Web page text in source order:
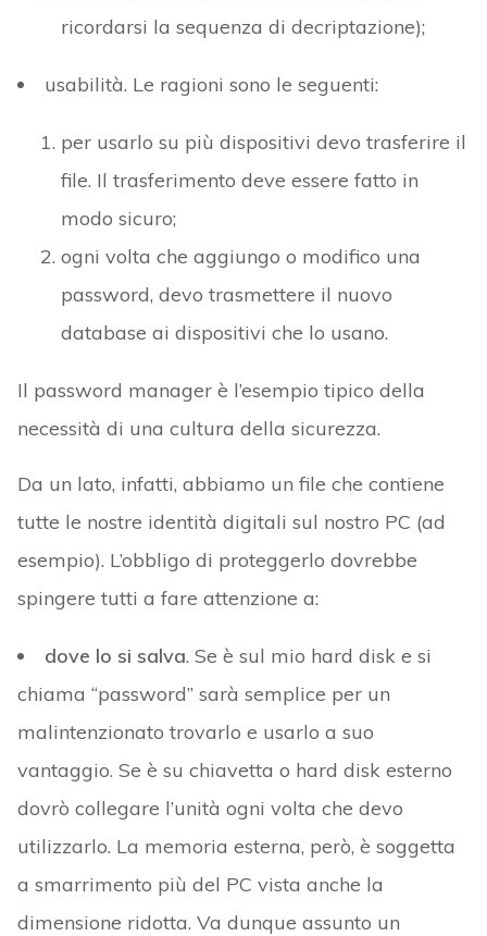
ricordarsi la sequenza di decriptazione);
usabilità. Le ragioni sono le seguenti:
per usarlo su più dispositivi devo trasferire il
file. Il trasferimento deve essere fatto in
modo sicuro;
ogni volta che aggiungo o modifico una
password, devo trasmettere il nuovo
database ai dispositivi che lo usano.
Il password manager è l’esempio tipico della
necessità di una cultura della sicurezza.
Da un lato, infatti, abbiamo un file che contiene
tutte le nostre identità digitali sul nostro PC (ad
esempio). L’obbligo di proteggerlo dovrebbe
spingere tutti a fare attenzione a:
dove lo si salva. Se è sul mio hard disk e si
chiama “password” sarà semplice per un
malintenzionato trovarlo e usarlo a suo
vantaggio. Se è su chiavetta o hard disk esterno
dovrò collegare l’unità ogni volta che devo
utilizzarlo. La memoria esterna, però, è soggetta
a smarrimento più del PC vista anche la
dimensione ridotta. Va dunque assunto un